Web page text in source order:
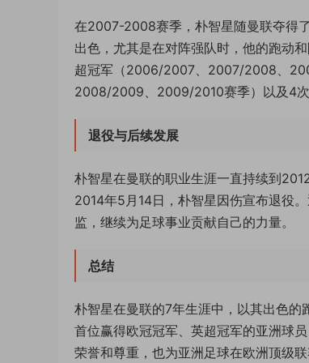
在2007-2008赛季，朴智星随曼联夺得
出色，尤其是在对阵强队时，他的跑动
超冠军（2006/2007、2007/2008、
2008/2009、2009/2010赛季）以及4
退役与后续发展
朴智星在曼联的职业生涯一直持续到
2014年5月14日，朴智星因伤宣布退役
监，继续为足球事业贡献自己的力量。
总结
朴智星在曼联的7年生涯中，以其出色
首位赢得欧冠冠军、英超冠军的亚洲球
荣誉和尊重，也为亚洲足球在欧洲顶级联